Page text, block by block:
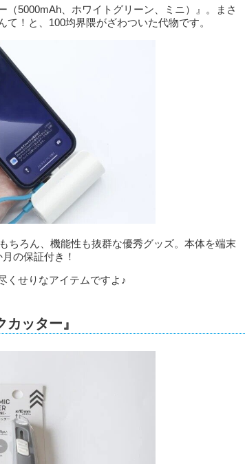
5000mAh、ホワイトグリーン、ミニ）』。まさ
！と、100均界隈がざわついた代物です。
ちろん、機能性も抜群な優秀グッズ。本体を端末
の保証付き！
くせりなアイテムですよ♪
ッター』